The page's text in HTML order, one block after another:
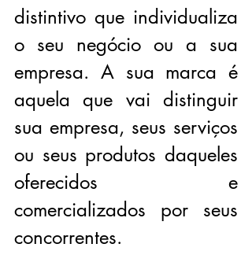
distintivo que individualiza
o seu negócio ou a sua
empresa. A sua marca é
aquela que vai distinguir
sua empresa, seus serviços
ou seus produtos daqueles
oferecidos e
comercializados por seus
concorrentes.